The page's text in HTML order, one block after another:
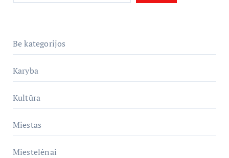
Be kategorijos
Karyba
Kultūra
Miestas
Miestelėnai